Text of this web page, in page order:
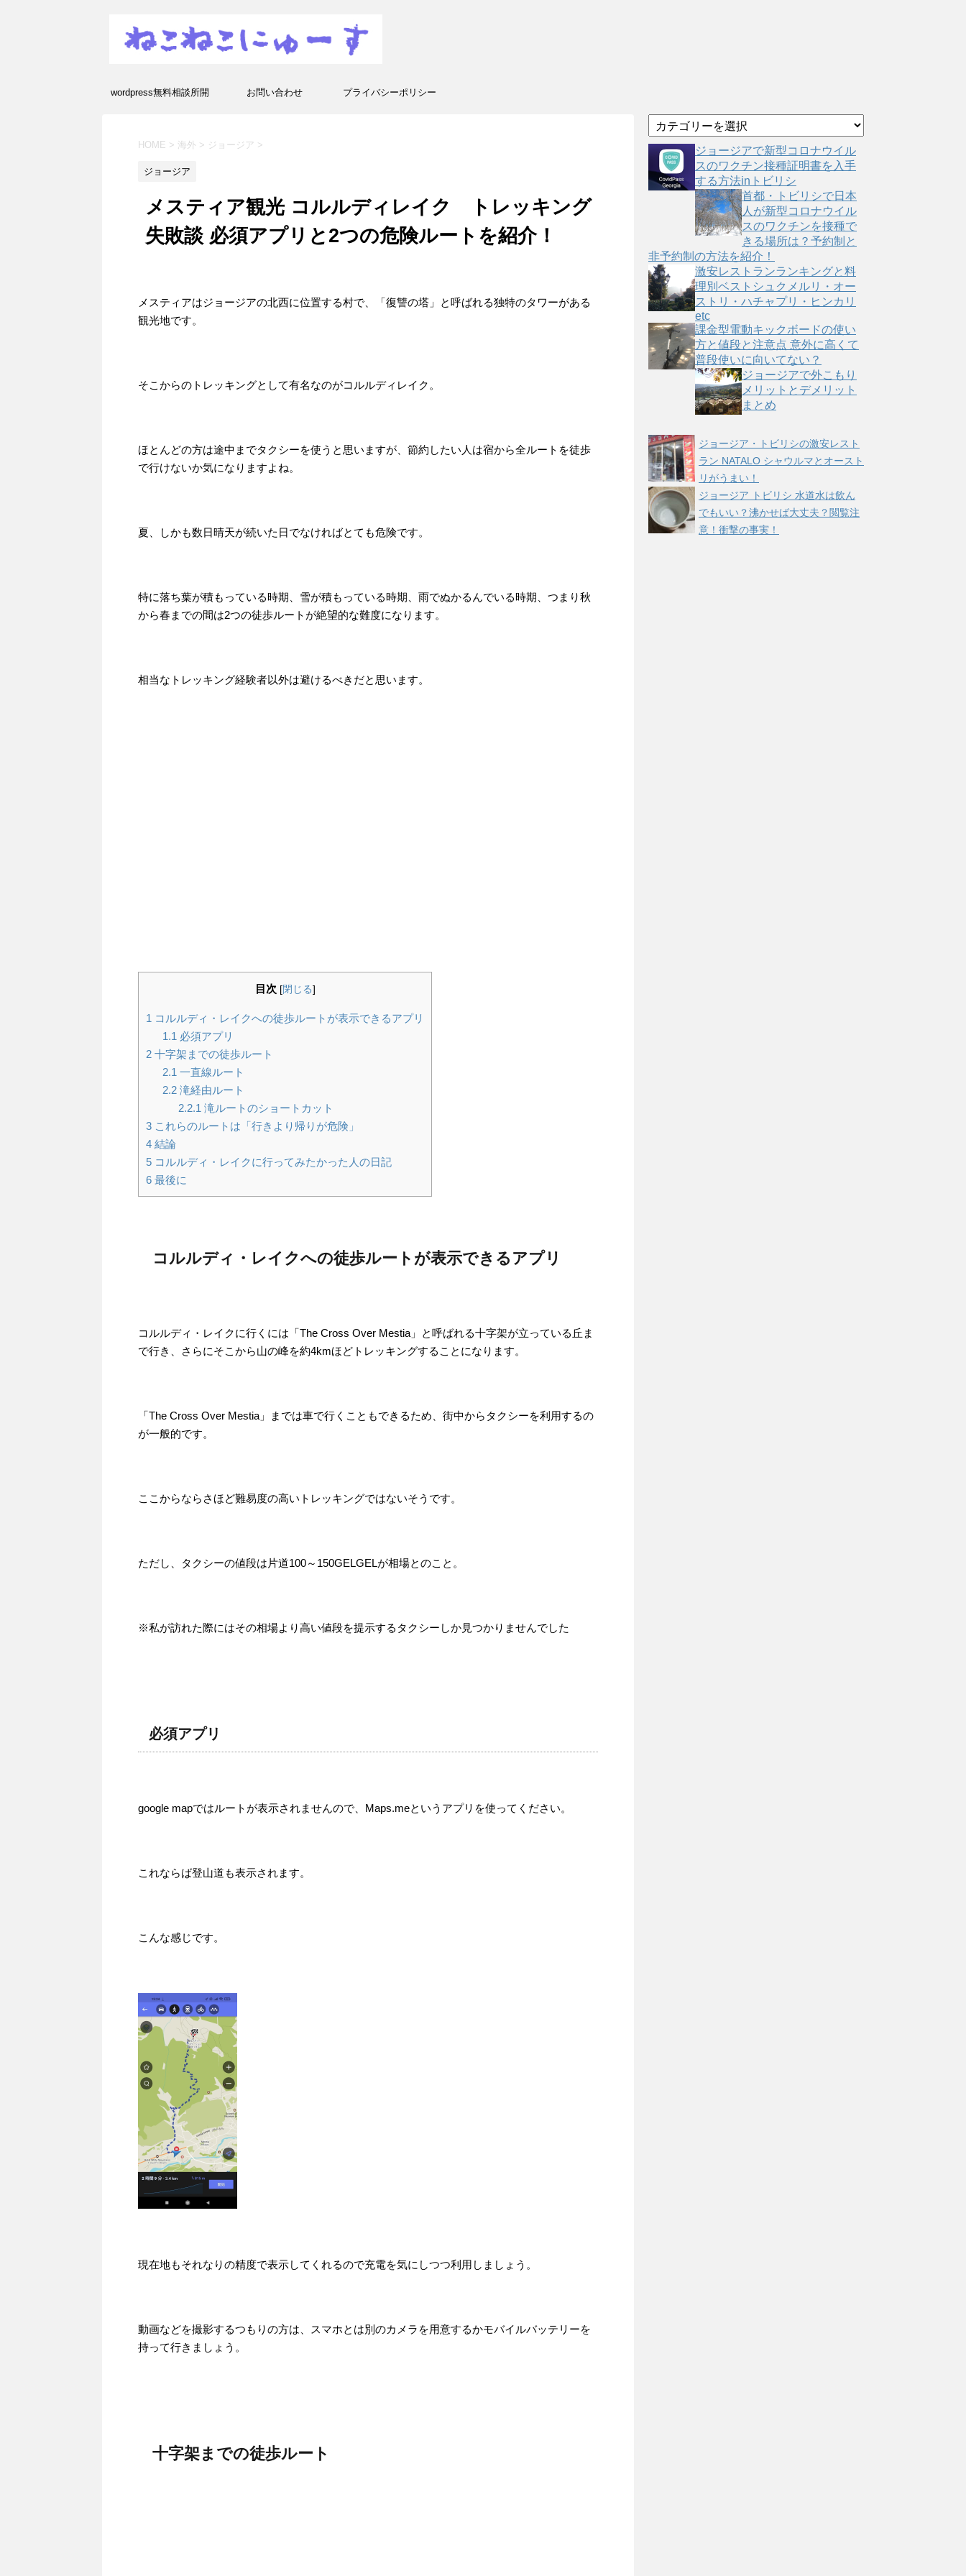
wordpress無料相談所開
ます！
お問い合わせ プライバシーポリシー
HOME > 海外 > ジョージア >
ジョージア
メスティア観光 コルルディレイク トレッキング
失敗談 必須アプリと2つの危険ルートを紹介！
メスティアはジョージアの北西に位置する村で、「復讐の塔」と呼ばれる独特のタワーがある
観光地です。
そこからのトレッキングとして有名なのがコルルディレイク。
ほとんどの方は途中までタクシーを使うと思いますが、節約したい人は宿から全ルートを徒歩
で行けないか気になりますよね。
夏、しかも数日晴天が続いた日でなければとても危険です。
特に落ち葉が積もっている時期、雪が積もっている時期、雨でぬかるんでいる時期、つまり秋
から春までの間は2つの徒歩ルートが絶望的な難度になります。
相当なトレッキング経験者以外は避けるべきだと思います。
目次 [閉じる]
1 コルルディ・レイクへの徒歩ルートが表示できるアプリ
1.1 必須アプリ
2 十字架までの徒歩ルート
2.1 一直線ルート
2.2滝経由ルート
2.2.1 滝ルートのショートカット
3 これらのルートは「行きより帰りが危険」
4 結論
5 コルルディ・レイクに行ってみたかった人の日記
6 最後に
コルルディ・レイクへの徒歩ルートが表示できるアプリ
コルルディ・レイクに行くには「The Cross Over Mestia」と呼ばれる十字架が立っている丘ま
で行き、さらにそこから山の峰を約4kmほどトレッキングすることになります。
「The Cross Over Mestia」までは車で行くこともできるため、街中からタクシーを利用するの
が一般的です。
ここからならさほど難易度の高いトレッキングではないそうです。
ただし、タクシーの値段は片道100～150GELGELが相場とのこと。
※私が訪れた際にはその相場より高い値段を提示するタクシーしか見つかりませんでした
必須アプリ
google mapではルートが表示されませんので、Maps.meというアプリを使ってください。
これならば登山道も表示されます。
こんな感じです。
現在地もそれなりの精度で表示してくれるので充電を気にしつつ利用しましょう。
動画などを撮影するつもりの方は、スマホとは別のカメラを用意するかモバイルバッテリーを
持って行きましょう。
十字架までの徒歩ルート
テ
ゴ
ー
ジョージアで新型コロナウイル
スのワクチン接種証明書を入手
する方法inトビリシ
首都・トビリシで日本
人が新型コロナウイル
スのワクチンを接種で
きる場所は？予約制と
非予約制の方法を紹介！
激安レストランランキングと料
理別ベストシュクメルリ・オー
ストリ・ハチャプリ・ヒンカリ
etc
課金型電動キックボードの使い
方と値段と注意点 意外に高くて
普段使いに向いてない？
ジョージアで外こもり
メリットとデメリット
まとめ
ジョージア・トビリシの激安レスト
ラン NATALO シャウルマとオースト
リがうまい！
ジョージア トビリシ 水道水は飲ん
でもいい？沸かせば大丈夫？閲覧注
意！衝撃の事実！